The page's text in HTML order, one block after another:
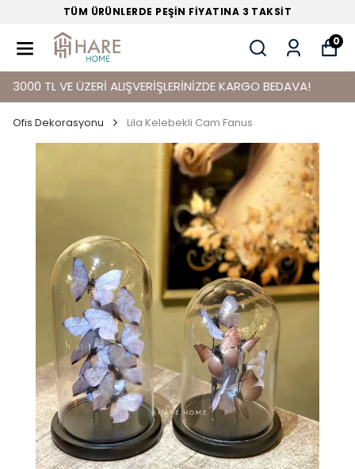
TÜM ÜRÜNLERDE PEŞİN FİYATINA 3 TAKSİT
0
TL VE ÜZERİ ALIŞVERİŞLERİNİZDE KARGO BEDAVA!
Ofis Dekorasyonu Lila Kelebekli Cam Fanus